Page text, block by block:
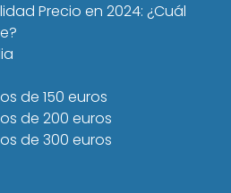
Precio en 2024: ¿Cuál
de 150 euros
de 200 euros
de 300 euros